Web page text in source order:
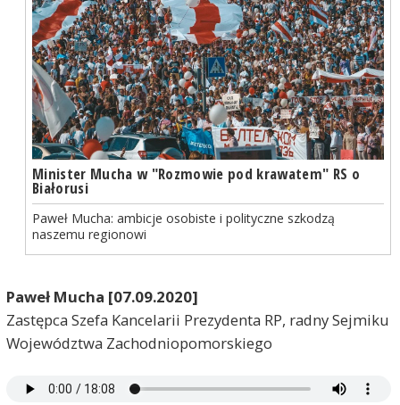
Minister Mucha w "Rozmowie pod krawatem" RS o
Białorusi
Paweł Mucha: ambicje osobiste i polityczne szkodzą
naszemu regionowi
Paweł Mucha [07.09.2020]
Zastępca Szefa Kancelarii Prezydenta RP, radny Sejmiku
Województwa Zachodniopomorskiego